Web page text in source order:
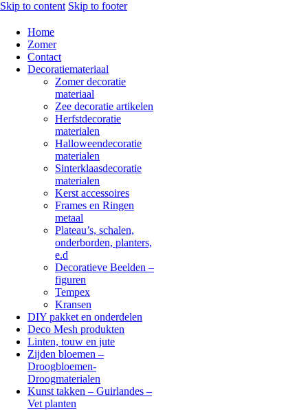
Skip to content Skip to footer
Home
Zomer
Contact
Decoratiemateriaal
Zomer decoratie
materiaal
Zee decoratie artikelen
Herfstdecoratie
materialen
Halloweendecoratie
materialen
Sinterklaasdecoratie
materialen
Kerst accessoires
Frames en Ringen
metaal
Plateau’s, schalen,
onderborden, planters,
e.d
Decoratieve Beelden –
figuren
Tempex
Kransen
DIY pakket en onderdelen
Deco Mesh produkten
Linten, touw en jute
Zijden bloemen –
Droogbloemen-
Droogmaterialen
Kunst takken – Guirlandes –
Vet planten